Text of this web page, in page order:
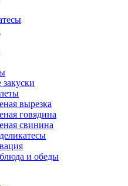
вырезка
говядина
свинина
и обеды